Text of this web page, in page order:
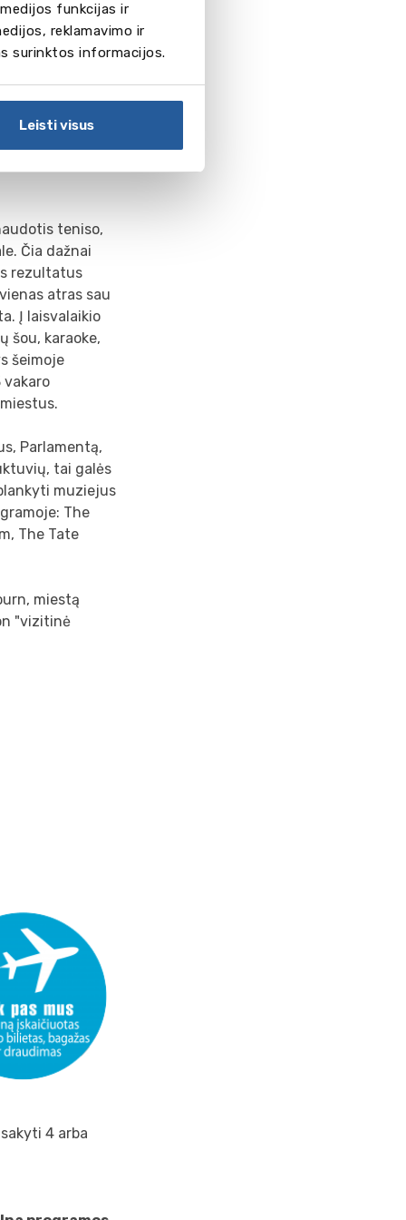
funkcijas ir
reklamavimo ir
surinktos informacijos.
Leisti visus
yra
šeimoje
teniso,
Čia dažnai
rezultatus
atras sau
Į laisvalaikio
šou, karaoke,
šeimoje
vakaro
Parlamentą,
tai galės
muziejus
The
The Tate
miestą
"vizitinė
4 arba